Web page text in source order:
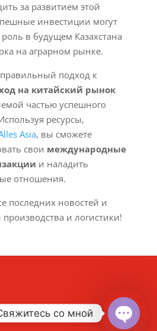
за развитием этой
инвестиции могут
в будущем Казахстана
на аграрном рынке.
подход к
на китайский рынок
частью успешного
ресурсы,
Asia, вы сможете
свои международные
и наладить
отношения.
последних новостей и
и логистики!
со мной